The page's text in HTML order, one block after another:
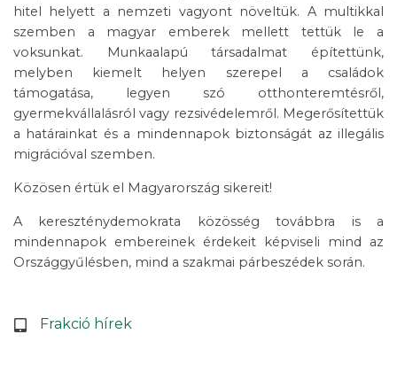
hitel helyett a nemzeti vagyont növeltük. A multikkal
szemben a magyar emberek mellett tettük le a
voksunkat. Munkaalapú társadalmat építettünk,
melyben kiemelt helyen szerepel a családok
támogatása, legyen szó otthonteremtésről,
gyermekvállalásról vagy rezsivédelemről. Megerősítettük
a határainkat és a mindennapok biztonságát az illegális
migrációval szemben.
Közösen értük el Magyarország sikereit!
A kereszténydemokrata közösség továbbra is a
mindennapok embereinek érdekeit képviseli mind az
Országgyűlésben, mind a szakmai párbeszédek során.
Frakció hírek